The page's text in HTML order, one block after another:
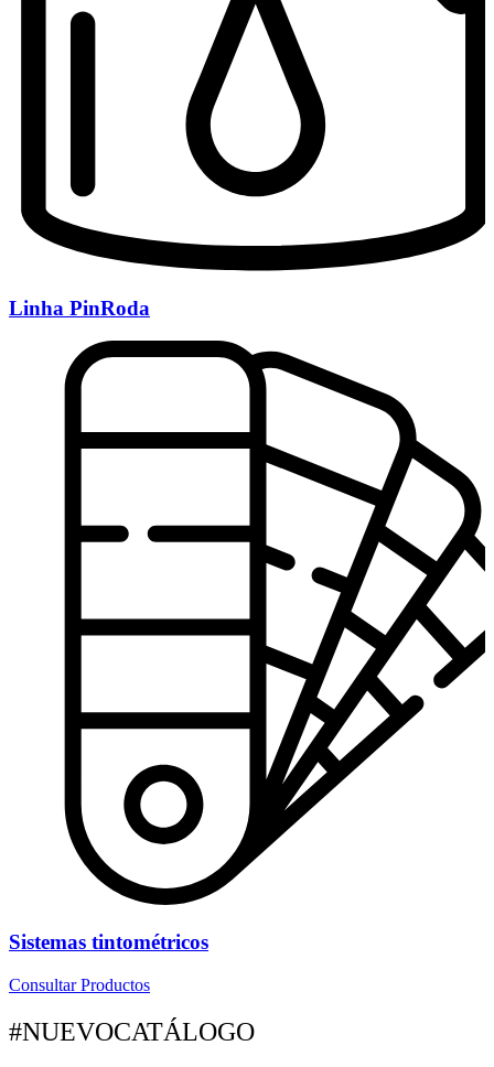
Linha PinRoda
Sistemas tintométricos
Consultar Productos
#NUEVOCATÁLOGO